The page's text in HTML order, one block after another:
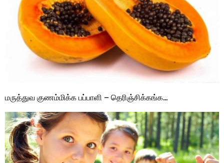
மருத்துவ குணம்மிக்க பப்பாளி – தெரிஞ்சிக்கங்க…